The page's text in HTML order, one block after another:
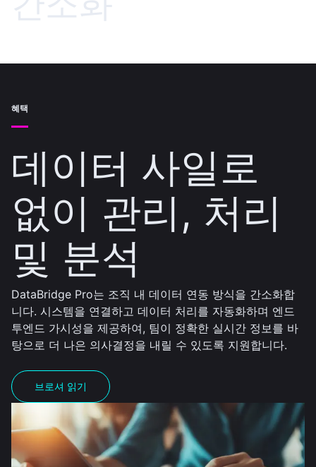
혜택
데이터 사일로
없이 관리, 처리
및 분석
DataBridge Pro는 조직 내 데이터 연동 방식을 간소화합
니다. 시스템을 연결하고 데이터 처리를 자동화하며 엔드
투엔드 가시성을 제공하여, 팀이 정확한 실시간 정보를 바
탕으로 더 나은 의사결정을 내릴 수 있도록 지원합니다.
브로셔 읽기